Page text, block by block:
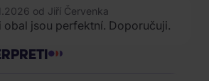
od Jiří Červenka
obal jsou perfektní. Doporučuji.